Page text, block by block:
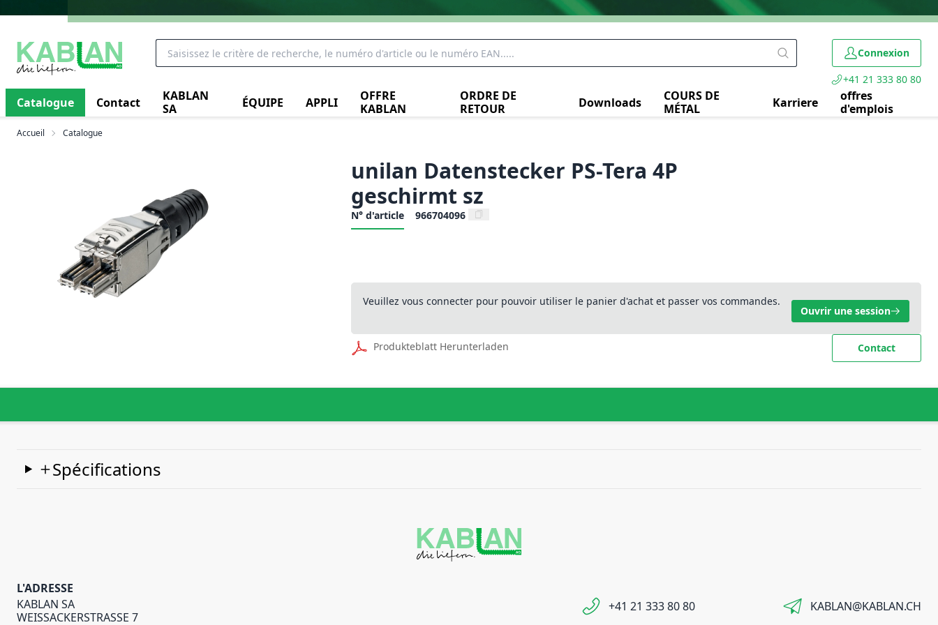
Connexion
+41 21 333 80 80
Catalogue Contact
KABLAN
SA
ÉQUIPE APPLI
OFFRE
KABLAN
ORDRE DE
RETOUR
Downloads
COURS DE
MÉTAL
Karriere
offres
d'emplois
Accueil Catalogue
unilan Datenstecker PS-Tera 4P
geschirmt sz
N° d'article 966704096
Veuillez vous connecter pour pouvoir utiliser le panier d'achat et passer vos commandes.
Ouvrir une session
Produkteblatt Herunterladen Contact
Spécifications
L'ADRESSE
KABLAN SA
WEISSACKERSTRASSE 7
+41 21 333 80 80 KABLAN@KABLAN.CH